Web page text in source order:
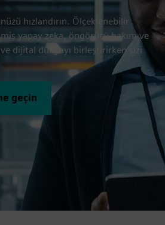
hızlandırın. Ölçeklenebilir
yapay zeka, öngörücü bakım ve
dijital dünyayı birleştirirken sizi
geçin